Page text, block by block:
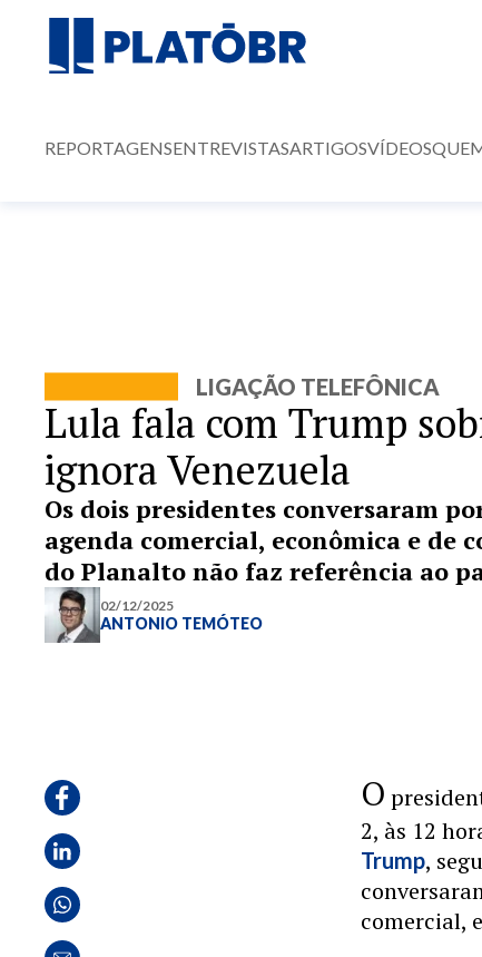
REPORTAGENSENTREVISTASARTIGOSVÍDEOS
LIGAÇÃO TELEFÔNICA
Lula fala com Trump
ignora Venezuela
Os dois presidentes conversaram
agenda comercial, econômica e de
do Planalto não faz referência ao
02/12/2025
ANTONIO TEMÓTEO
O
2, às 12
Trump,
comercial,